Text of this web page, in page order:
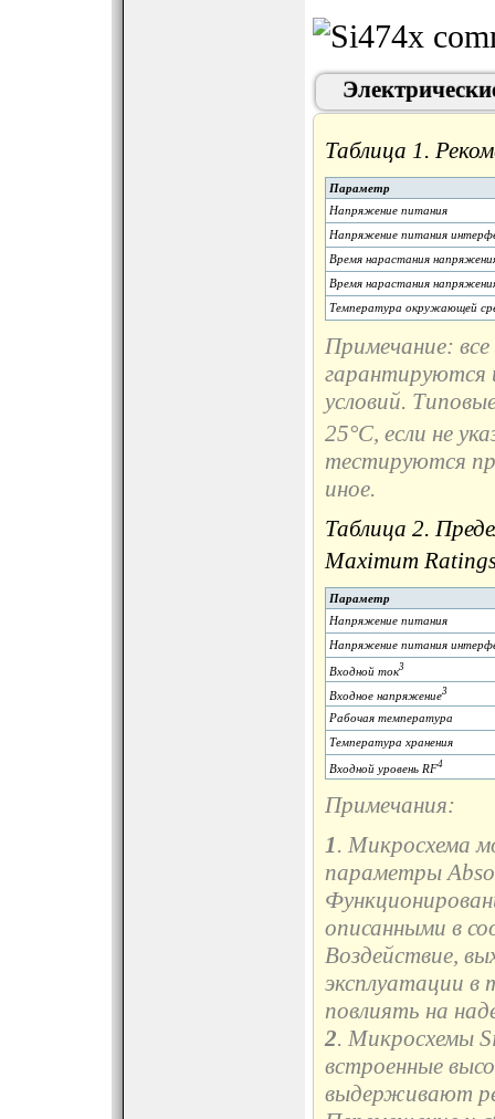
Таблица 1.
Параметр
Напряжение питания
Напряжение питания
Время нарастания
Время нарастания
Температура окружающей
Примечание:
гарантируются
условий.
25°C, если не
тестируются
иное.
Таблица 2.
Maximum
Параметр
Напряжение питания
Напряжение питания
Входной ток3
Входное напряжение3
Рабочая температура
Температура хранения
Входной уровень RF4
Примечания:
1. Микросхема
параметры
описанными в
Воздействие,
эксплуатации в
повлиять на
2. Микросхемы
встроенные
выдерживают